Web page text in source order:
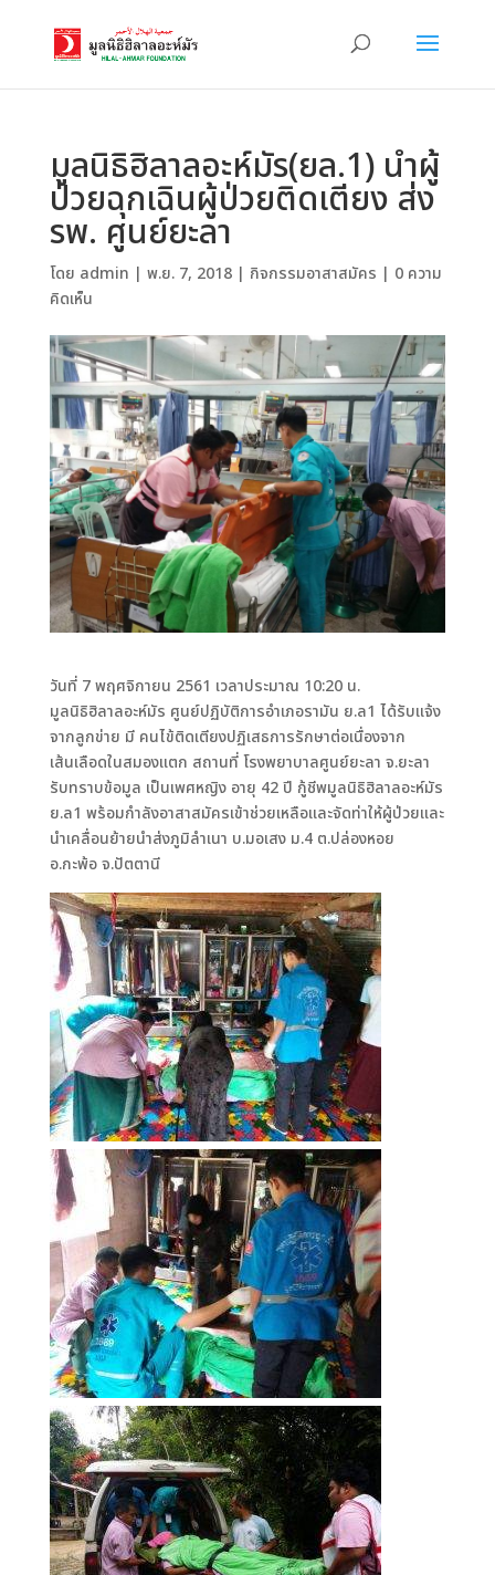
มูลนิธิฮิลาลอะห์มัร(ยล.1) นำผู้
ป่วยฉุกเฉินผู้ป่วยติดเตียง ส่ง
รพ. ศูนย์ยะลา
โดย admin | พ.ย. 7, 2018| กิจกรรมอาสาสมัคร | 0 ความ
คิดเห็น
วันที่ 7 พฤศจิกายน 2561 เวลาประมาณ 10:20 น.
มูลนิธิฮิลาลอะห์มัร ศูนย์ปฏิบัติการอำเภอรามัน ย.ล1 ได้รับแจ้ง
จากลูกข่าย มี คนไข้ติดเตียงปฏิเสธการรักษาต่อเนื่องจาก
เส้นเลือดในสมองแตก สถานที่ โรงพยาบาลศูนย์ยะลา จ.ยะลา
รับทราบข้อมูล เป็นเพศหญิง อายุ 42 ปี กู้ชีพมูลนิธิฮิลาลอะห์มัร
ย.ล1 พร้อมกำลังอาสาสมัครเข้าช่วยเหลือและจัดท่าให้ผู้ป่วยและ
นำเคลื่อนย้ายนำส่งภูมิลำเนา บ.มอเสง ม.4 ต.ปล่องหอย
อ.กะพ้อ จ.ปัตตานี